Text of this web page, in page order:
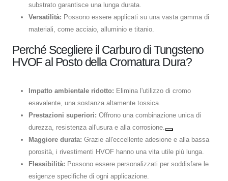
substrato garantisce una lunga durata.
Versatilità: Possono essere applicati su una vasta gamma di
materiali, come acciaio, alluminio e titanio.
Perché Scegliere il Carburo di Tungsteno
HVOF al Posto della Cromatura Dura?
Impatto ambientale ridotto: Elimina l'utilizzo di cromo
esavalente, una sostanza altamente tossica.
Prestazioni superiori: Offrono una combinazione unica di
durezza, resistenza all'usura e alla corrosione.
Maggiore durata: Grazie all'eccellente adesione e alla bassa
porosità, i rivestimenti HVOF hanno una vita utile più lunga.
Flessibilità: Possono essere personalizzati per soddisfare le
esigenze specifiche di ogni applicazione.